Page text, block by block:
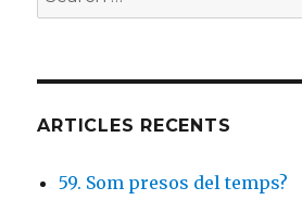
for:
ARTICLES RECENTS
59. Som presos del temps?